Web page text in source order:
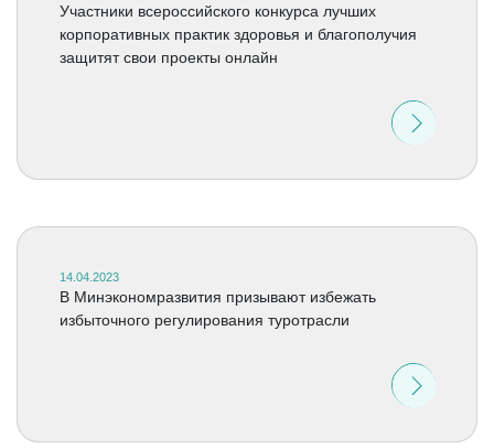
Участники всероссийского конкурса лучших
корпоративных практик здоровья и благополучия
защитят свои проекты онлайн
14.04.2023
В Минэкономразвития призывают избежать
избыточного регулирования туротрасли